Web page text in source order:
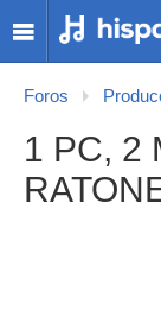
Foros
1 PC, 2